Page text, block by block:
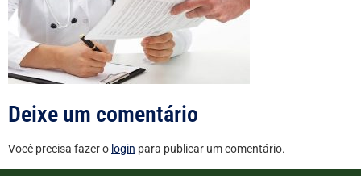
Deixe um comentário
Você precisa fazer o login para publicar um comentário.